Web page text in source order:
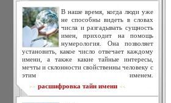
В наше время, когда люди уже
не способны видеть в словах
числа и разгадывать сущность
имен, приходит на помощь
нумерология. Она позволяет
установить, какое число отвечает каждому
имени, а также какие тайные интересы,
мечты и склонности свойственны человеку с
этим именем.
>> расшифровка тайн имени <<